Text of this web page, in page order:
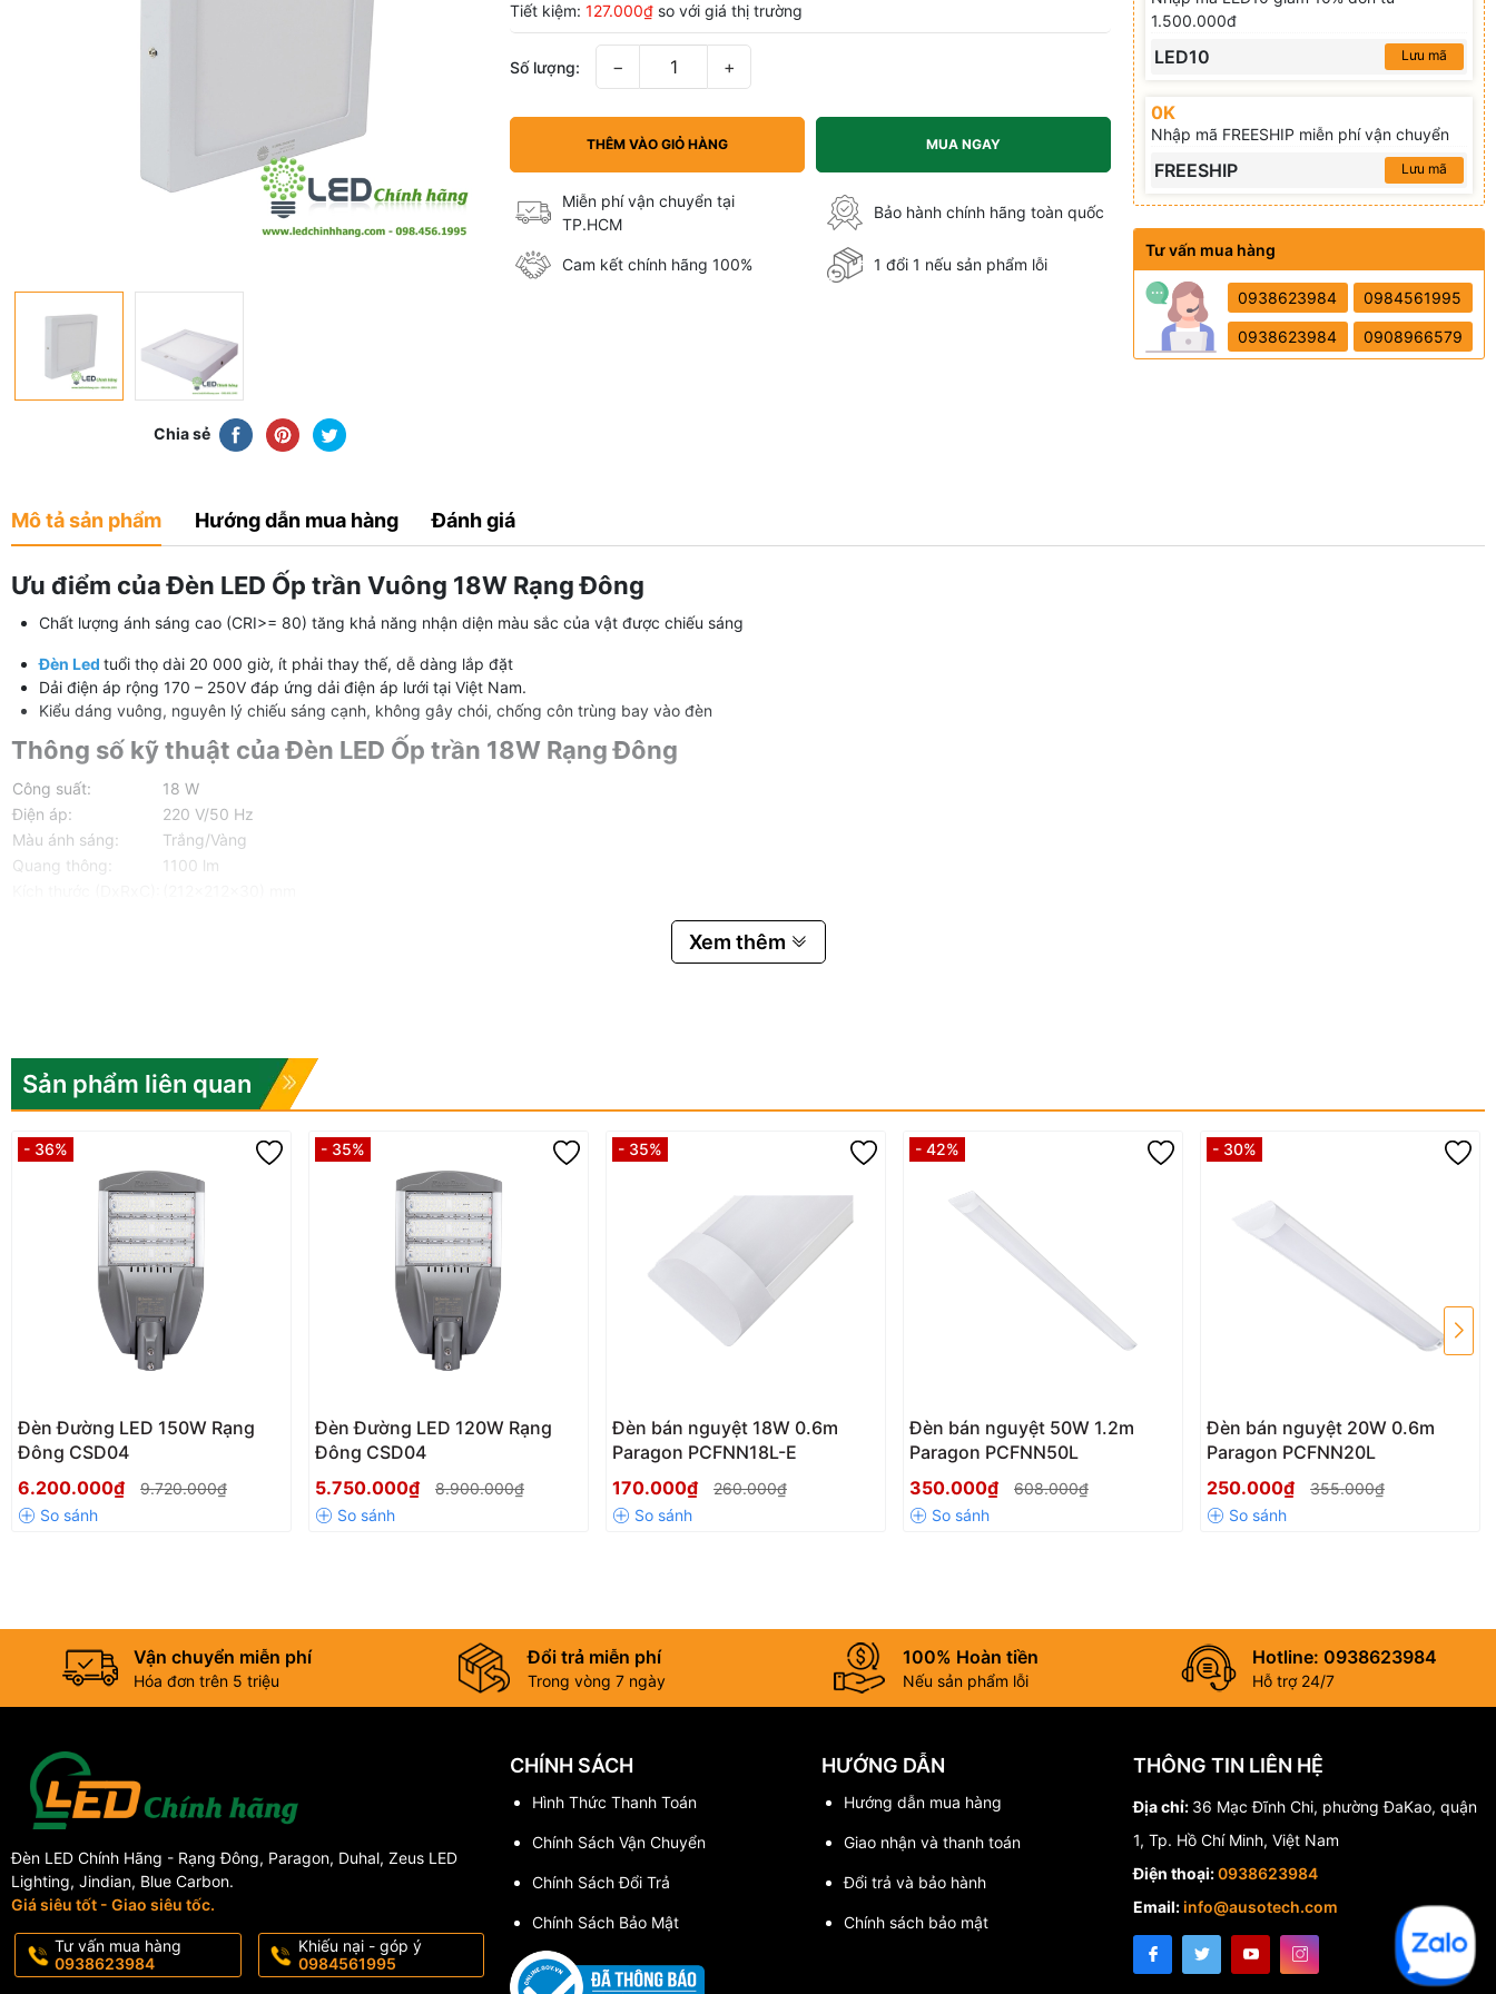
Chia sẻ
Tiết kiệm: 127.000₫ so với giá thị trường
Số lượng: − +
THÊM VÀO GIỎ HÀNG MUA NGAY
Miễn phí vận chuyển tại
TP.HCM
Bảo hành chính hãng toàn quốc
Cam kết chính hãng 100% 1 đổi 1 nếu sản phẩm lỗi
1.500.000đ
LED10 Lưu mã
0K
Nhập mã FREESHIP miễn phí vận chuyển
FREESHIP Lưu mã
Tư vấn mua hàng
0938623984 0984561995
0938623984 0908966579
Mô tả sản phẩm Hướng dẫn mua hàng Đánh giá
Ưu điểm của Đèn LED Ốp trần Vuông 18W Rạng Đông
Chất lượng ánh sáng cao (CRI>= 80) tăng khả năng nhận diện màu sắc của vật được chiếu sáng
Đèn Led tuổi thọ dài 20 000 giờ, ít phải thay thế, dễ dàng lắp đặt
Dải điện áp rộng 170 – 250V đáp ứng dải điện áp lưới tại Việt Nam.
Kiểu dáng vuông, nguyên lý chiếu sáng cạnh, không gây chói, chống côn trùng bay vào đèn
Thông số kỹ thuật của Đèn LED Ốp trần 18W Rạng Đông
Công suất:
18 W
Điện áp:
220 V/50 Hz
Màu ánh sáng:
Trắng/Vàng
Quang thông:
1100 lm
Xem thêm
Sản phẩm liên quan
- 36%
Đèn Đường LED 150W Rạng
Đông CSD04
6.200.000₫
9.720.000₫
- 35%
Đèn Đường LED 120W Rạng
Đông CSD04
5.750.000₫
8.900.000₫
- 35%
Đèn bán nguyệt 18W 0.6m
Paragon PCFNN18L-E
170.000₫
260.000₫
- 42%
Đèn bán nguyệt 50W 1.2m
Paragon PCFNN50L
350.000₫
608.000₫
- 30%
Đèn bán nguyệt 20W 0.6m
Paragon PCFNN20L
250.000₫
355.000₫
Vận chuyển miễn phí
Hóa đơn trên 5 triệu
Đổi trả miễn phí
Trong vòng 7 ngày
100% Hoàn tiền
Nếu sản phẩm lỗi
Hotline: 0938623984
Hỗ trợ 24/7
Đèn LED Chính Hãng - Rạng Đông, Paragon, Duhal, Zeus LED
Lighting, Jindian, Blue Carbon.
Giá siêu tốt - Giao siêu tốc.
Tư vấn mua hàng
0938623984
Khiếu nại - góp ý
0984561995
CHÍNH SÁCH
Hình Thức Thanh Toán
Chính Sách Vận Chuyển
Chính Sách Đổi Trả
Chính Sách Bảo Mật
HƯỚNG DẪN
Hướng dẫn mua hàng
Giao nhận và thanh toán
Đổi trả và bảo hành
Chính sách bảo mật
THÔNG TIN LIÊN HỆ
Địa chỉ: 36 Mạc Đĩnh Chi, phường ĐaKao, quận
1, Tp. Hồ Chí Minh, Việt Nam
Điện thoại:0938623984
Email:info@ausotech.com